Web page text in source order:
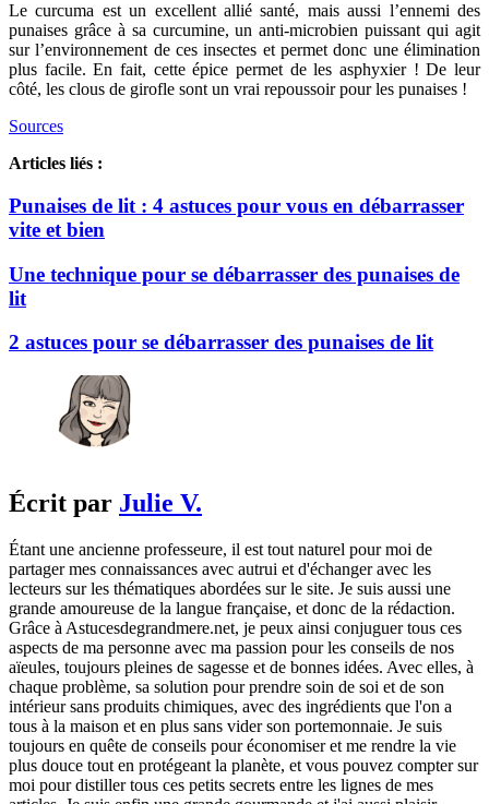
Le curcuma est un excellent allié santé, mais aussi l’ennemi des
punaises grâce à sa curcumine, un anti-microbien puissant qui agit
sur l’environnement de ces insectes et permet donc une élimination
plus facile. En fait, cette épice permet de les asphyxier ! De leur
côté, les clous de girofle sont un vrai repoussoir pour les punaises !
Sources
Articles liés :
Punaises de lit : 4 astuces pour vous en débarrasser
vite et bien
Une technique pour se débarrasser des punaises de
lit
2 astuces pour se débarrasser des punaises de lit
Écrit par Julie V.
Étant une ancienne professeure, il est tout naturel pour moi de
partager mes connaissances avec autrui et d'échanger avec les
lecteurs sur les thématiques abordées sur le site. Je suis aussi une
grande amoureuse de la langue française, et donc de la rédaction.
Grâce à Astucesdegrandmere.net, je peux ainsi conjuguer tous ces
aspects de ma personne avec ma passion pour les conseils de nos
aïeules, toujours pleines de sagesse et de bonnes idées. Avec elles, à
chaque problème, sa solution pour prendre soin de soi et de son
intérieur sans produits chimiques, avec des ingrédients que l'on a
tous à la maison et en plus sans vider son portemonnaie. Je suis
toujours en quête de conseils pour économiser et me rendre la vie
plus douce tout en protégeant la planète, et vous pouvez compter sur
moi pour distiller tous ces petits secrets entre les lignes de mes